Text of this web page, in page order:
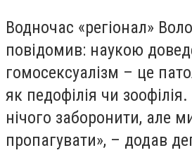
Водночас «регіонал»
повідомив: наукою
гомосексуалізм – це
як педофілія чи
нічого заборонити, але
пропагувати», – додав